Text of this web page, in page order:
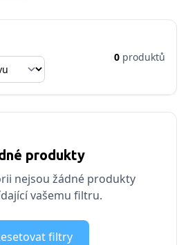
0 produktů
produkty
nejsou žádné produkty
vašemu filtru.
filtry